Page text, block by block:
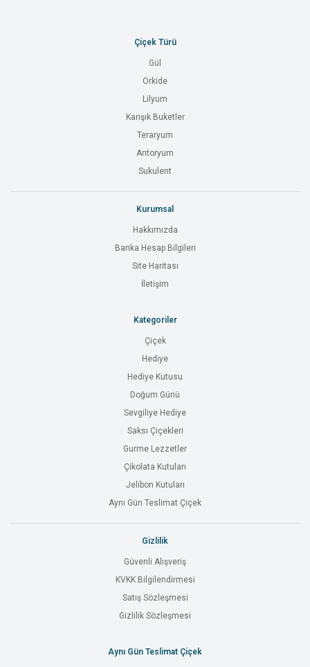
Çiçek Türü
Gül
Orkide
Lilyum
Karışık Buketler
Teraryum
Antoryum
Sukulent
Kurumsal
Hakkımızda
Banka Hesap Bilgileri
Site Haritası
İletişim
Kategoriler
Çiçek
Hediye
Hediye Kutusu
Doğum Günü
Sevgiliye Hediye
Saksı Çiçekleri
Gurme Lezzetler
Çikolata Kutuları
Jelibon Kutuları
Aynı Gün Teslimat Çiçek
Gizlilik
Güvenli Alışveriş
KVKK Bilgilendirmesi
Satış Sözleşmesi
Gizlilik Sözleşmesi
Aynı Gün Teslimat Çiçek